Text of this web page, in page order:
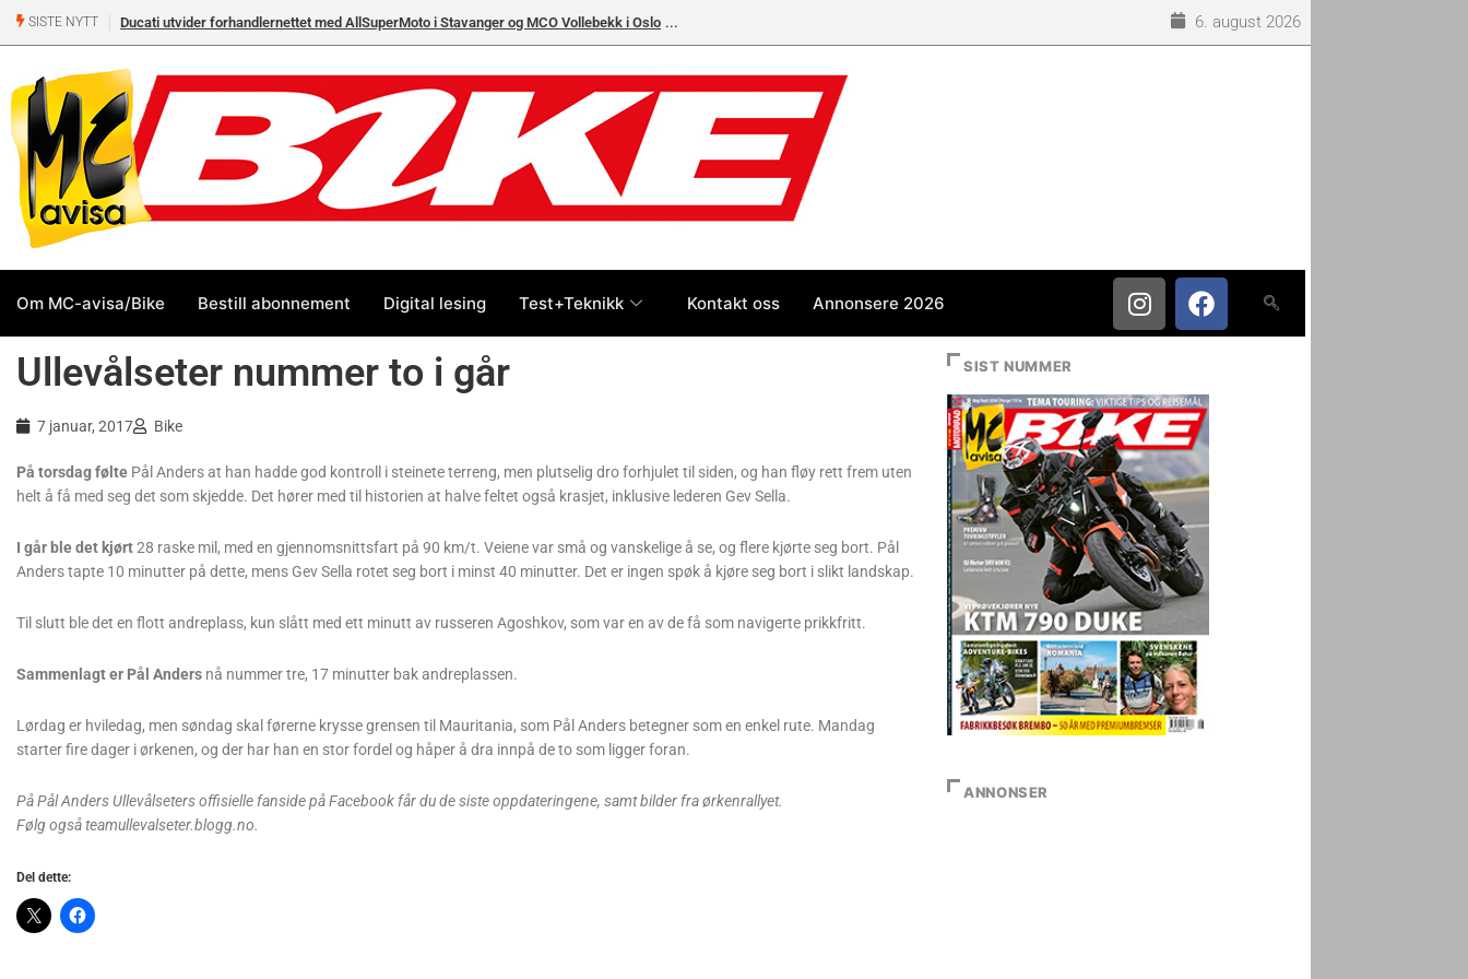
SISTE NYTT Ducati utvider forhandlernettet med AllSuperMoto i Stavanger og MCO Vollebekk i Oslo 6. august 2026
Om MC-avisa/Bike Bestill abonnement Digital lesing Test+Teknikk Kontakt oss Annonsere 2026
Ullevålseter nummer to i går
7 januar, 2017 Bike
På torsdag følte Pål Anders at han hadde god kontroll i steinete terreng, men plutselig dro forhjulet til siden, og han fløy rett frem uten
helt å få med seg det som skjedde. Det hører med til historien at halve feltet også krasjet, inklusive lederen Gev Sella.
I går ble det kjørt28 raske mil, med en gjennomsnittsfart på 90 km/t. Veiene var små og vanskelige å se, og flere kjørte seg bort. Pål
Anders tapte 10 minutter på dette, mens Gev Sella rotet seg bort i minst 40 minutter. Det er ingen spøk å kjøre seg bort i slikt landskap.
Til slutt ble det en flott andreplass, kun slått med ett minutt av russeren Agoshkov, som var en av de få som navigerte prikkfritt.
Sammenlagt er Pål Anders nå nummer tre, 17 minutter bak andreplassen.
Lørdag er hviledag, men søndag skal førerne krysse grensen til Mauritania, som Pål Anders betegner som en enkel rute. Mandag
starter fire dager i ørkenen, og der har han en stor fordel og håper å dra innpå de to som ligger foran.
På Pål Anders Ullevålseters offisielle fanside på Facebook får du de siste oppdateringene, samt bilder fra ørkenrallyet.
Følg også teamullevalseter.blogg.no.
Del dette:
SIST NUMMER
ANNONSER